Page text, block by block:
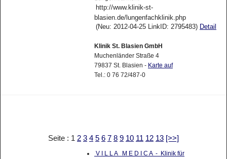
http://www.klinik-st-
blasien.de/lungenfachklinik.php
(Neu: 2012-04-25 LinkID: 2795483) Detail
Klinik St. Blasien GmbH
Muchenländer Straße 4
79837 St. Blasien - Karte auf
Tel.: 0 76 72/487-0
Seite : 1 2 3 4 5 6 7 8 9 10 11 12 13 [>>]
V I L L A M E D I C A - Klinik für